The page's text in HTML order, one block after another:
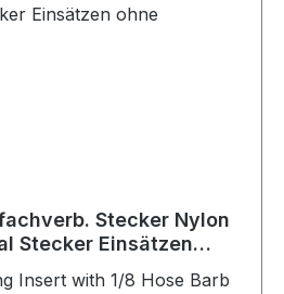
Stecker Nylon
Stecker Einsätzen
Insert with 1/8 Hose Barb